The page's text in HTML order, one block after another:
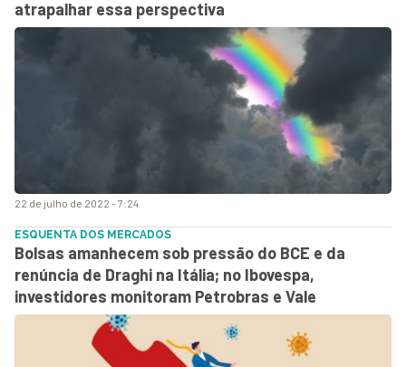
22 de julho de 2022 - 7:24
atrapalhar essa perspectiva
ESQUENTA DOS MERCADOS
Bolsas amanhecem sob pressão do BCE e da
renúncia de Draghi na Itália; no Ibovespa,
investidores monitoram Petrobras e Vale